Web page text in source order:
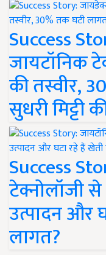
Success
जायटॉनिक
की तस्वीर,
सुधरी मिट्टी
Success
टेक्नोलॉजी
उत्पादन और
लागत?